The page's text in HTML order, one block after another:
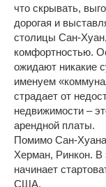
что скрывать,
дорогая и
столицы Сан-
комфортностью.
ожидают никакие
именуем
страдает от
недвижимости –
арендной платы.
Помимо Сан-
Херман, Ринкон. В
начинает
США.